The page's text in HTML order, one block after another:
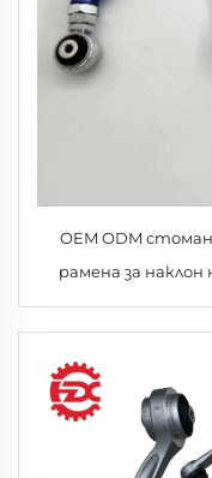
OEM ODM
рамена за наклон